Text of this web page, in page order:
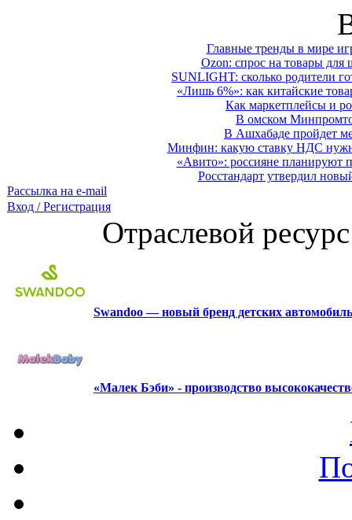
Главные тренды в мире
Ozon: спрос на товары для
SUNLIGHT: сколько родители
«Лишь 6%»: как китайские
Как маркетплейсы и
В омском
В Ашхабаде пройдет
Минфин: какую ставку НДС
«Авито»: россияне планируют
Росстандарт утвердил
Рассылка на e-mail
Вход / Регистрация
Отраслевой
Swandoo — новый бренд детских
«Малек Бэби» - производство